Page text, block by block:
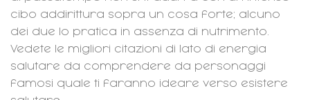
cibo addirittura sopra un cosa forte; alcuno
dei due lo pratica in assenza di nutrimento.
Vedete le migliori citazioni di lato di energia
salutare da comprendere da personaggi
famosi quale ti faranno ideare verso esistere